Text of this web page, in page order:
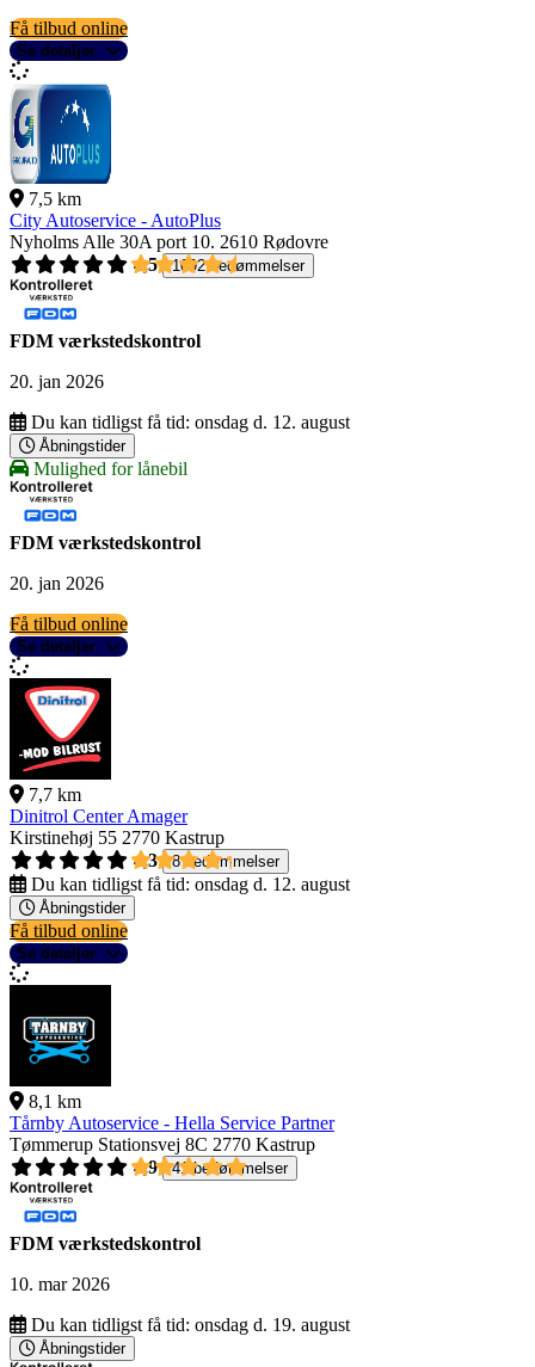
Få tilbud online
Se detaljer
7,5 km
City Autoservice - AutoPlus
Nyholms Alle 30A port 10. 2610 Rødovre
4,5
1092 bedømmelser
FDM værkstedskontrol
20. jan 2026
Du kan tidligst få tid: onsdag d. 12. august
Åbningstider
Mulighed for lånebil
FDM værkstedskontrol
20. jan 2026
Få tilbud online
Se detaljer
7,7 km
Dinitrol Center Amager
Kirstinehøj 55 2770 Kastrup
4,3
8 bedømmelser
Du kan tidligst få tid: onsdag d. 12. august
Åbningstider
Få tilbud online
Se detaljer
8,1 km
Tårnby Autoservice - Hella Service Partner
Tømmerup Stationsvej 8C 2770 Kastrup
4,9
41 bedømmelser
FDM værkstedskontrol
10. mar 2026
Du kan tidligst få tid: onsdag d. 19. august
Åbningstider